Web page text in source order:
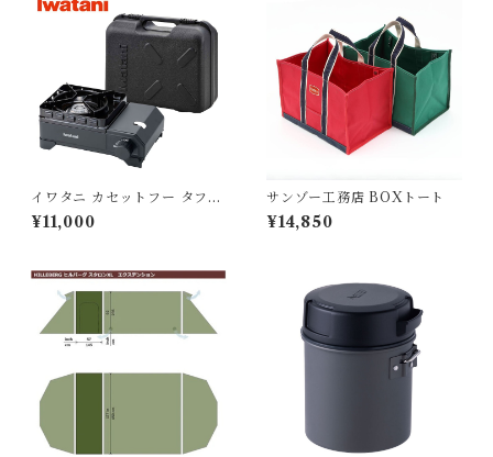
イワタニ カセットフー タフま
るXG Jr.
¥11,000
サンゾー工務店 BOXトート
¥14,850